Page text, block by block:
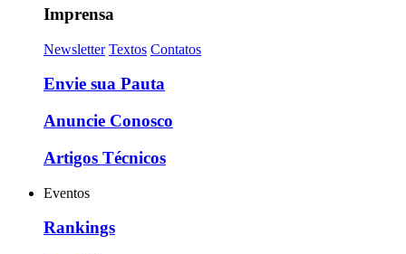
Imprensa
Newsletter Textos Contatos
Envie sua Pauta
Anuncie Conosco
Artigos Técnicos
Eventos
Rankings